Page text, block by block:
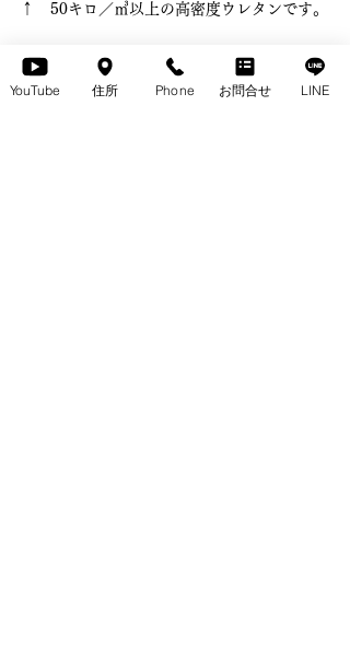
↑　50キロ／㎥以上の高密度ウレタンです。
一般的なソファでは、20～30キロ／㎥のウレ
タンが使用されているようです。
YouTube 住所 Phone お問合せ LINE